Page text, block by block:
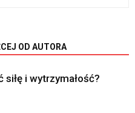
OD AUTORA
siłę i wytrzymałość?